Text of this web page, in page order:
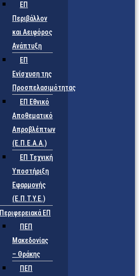
ΕΠ
Περιβάλλον
και Αειφόρος
Ανάπτυξη
ΕΠ
Ενίσχυση της
Προσπελασιμότητας
ΕΠ Εθνικό
Αποθεματικό
Απροβλέπτων
(Ε.Π.Ε.Α.Α.)
ΕΠ Τεχνική
Υποστήριξη
Εφαρμογής
(Ε.Π.Τ.Υ.Ε.)
Περιφερειακά ΕΠ
ΠΕΠ
Μακεδονίας
– Θράκης
ΠΕΠ